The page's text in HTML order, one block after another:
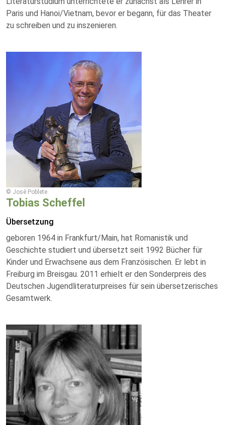
Paris und Hanoi/Vietnam, bevor er begann, für das Theater
zu schreiben und zu inszenieren.
© José Poblete
Tobias Scheffel
Übersetzung
geboren 1964 in Frankfurt/Main, hat Romanistik und
Geschichte studiert und übersetzt seit 1992 Bücher für
Kinder und Erwachsene aus dem Französischen. Er lebt in
Freiburg im Breisgau. 2011 erhielt er den Sonderpreis des
Deutschen Jugendliteraturpreises für sein übersetzerisches
Gesamtwerk.